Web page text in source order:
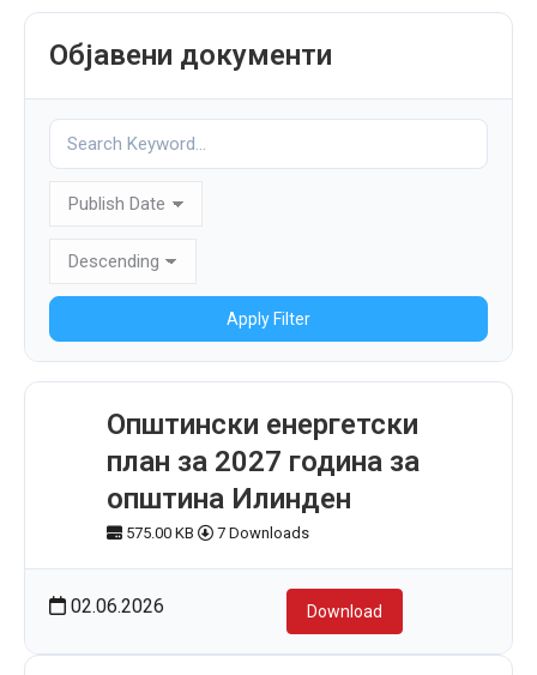
Објавени документи
Apply Filter
Општински енергетски
план за 2027 година за
општина Илинден
575.00 KB 7 Downloads
02.06.2026 Download